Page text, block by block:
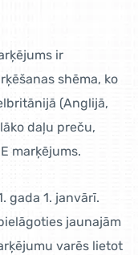
ir
shēma, ko
(Anglijā,
daļu preču,
marķējums.
gada 1. janvārī.
jaunajām
varēs lietot